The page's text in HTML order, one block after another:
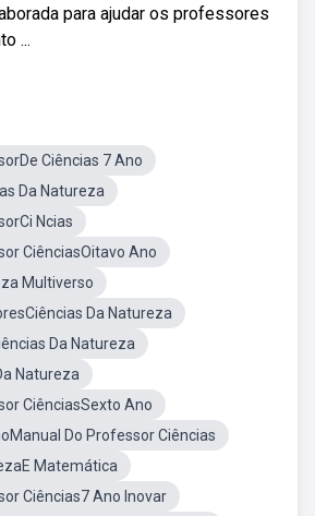
para ajudar os professores
...
Ciências 7 Ano
Da Natureza
Ncias
CiênciasOitavo Ano
Multiverso
Da Natureza
Da Natureza
Natureza
CiênciasSexto Ano
Do Professor Ciências
Matemática
Ciências7 Ano Inovar